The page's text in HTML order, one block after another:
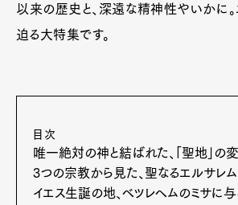
以来の歴史と、深遠な精神性やいかに
迫る大特集です。
目次
唯一絶対の神と結ばれた、「聖地」の変
3つの宗教から見た、聖なるエルサレム
イエス生誕の地、ベツレヘムのミサに与